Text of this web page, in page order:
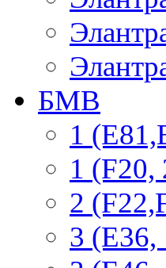
БМВ
1
1 (F20,
2
3 (Е36,